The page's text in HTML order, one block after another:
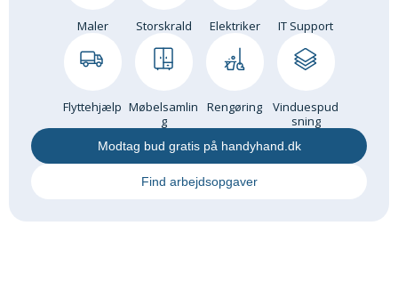
Maler Storskrald Elektriker IT Support
Flyttehjælp Møbelsamlin
g
Rengøring
Vinduespud
sning
Modtag bud gratis på handyhand.dk
Find arbejdsopgaver